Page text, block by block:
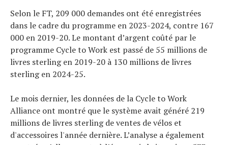
Selon le FT, 209 000 demandes ont été enregistrées
dans le cadre du programme en 2023-2024, contre 167
000 en 2019-20. Le montant d’argent coûté par le
programme Cycle to Work est passé de 55 millions de
livres sterling en 2019-20 à 130 millions de livres
sterling en 2024-25.
Le mois dernier, les données de la Cycle to Work
Alliance ont montré que le système avait généré 219
millions de livres sterling de ventes de vélos et
d'accessoires l'année dernière. L’analyse a également